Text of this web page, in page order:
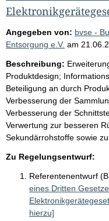
Angegeben von: bvse -
Entsorgung e.V. am
Beschreibung:
Produktdesign;
Beteiligung an durch
Verbesserung der
Verbesserung der
Verwertung zur besseren
Sekundärrohstoffe sowie
Zu Regelungsentwurf:
Referentenentwurf
eines Dritten
hierzu]